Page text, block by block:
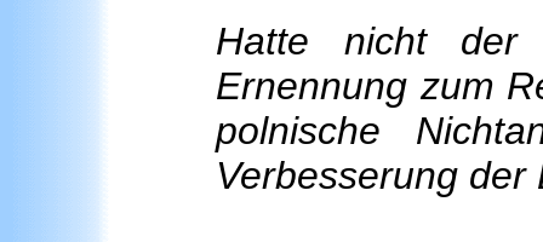
Hatte nicht
Ernennung zum
polnische
Verbesserung der